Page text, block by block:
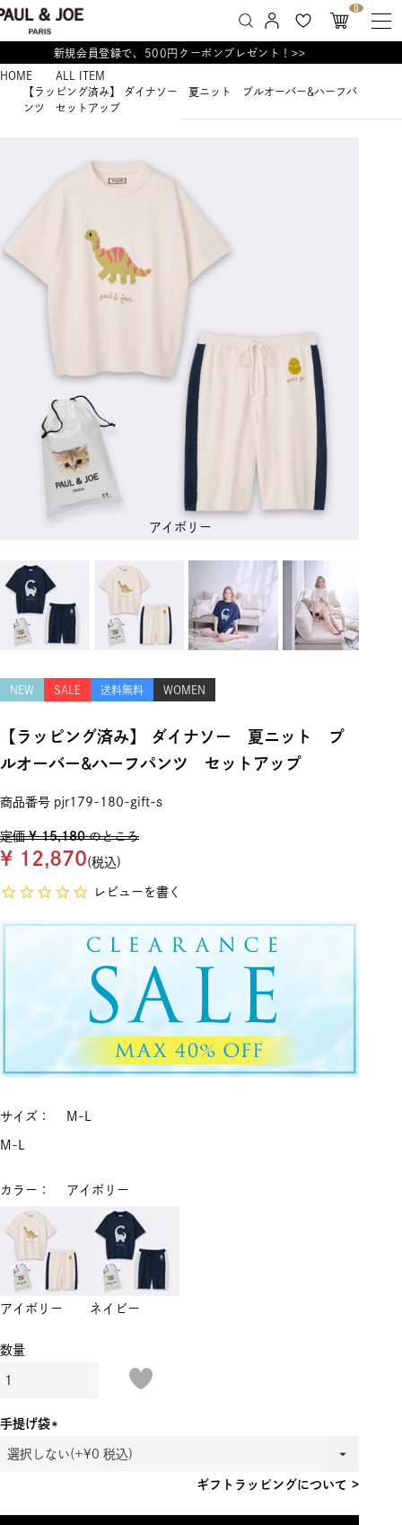
0
新規会員登録で、500円クーポンプレゼント！>>
HOME
ALL ITEM
【ラッピング済み】 ダイナソー 夏ニット プルオーバー&ハーフパ
ンツ セットアップ
アイボリー
NEW SALE 送料無料 WOMEN
【ラッピング済み】 ダイナソー 夏ニット プ
ルオーバー&ハーフパンツ セットアップ
商品番号 pjr179-180-gift-s
定価 ¥ 15,180 のところ
¥ 12,870 税込
レビューを書く
サイズ M-L
M-L
カラー アイボリー
アイボリー ネイビー
手提げ袋
(必
ギフトラッピングについて >